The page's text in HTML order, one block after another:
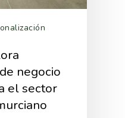
negocio
el sector